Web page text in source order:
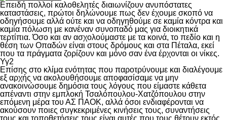
Επειδή πολλοί καλοθελητές διαιωνίζουν ανυπόστατες
καταστάσεις, πρώτοι δηλώνουμε πως δεν έχουμε σκοπό να
οδηγήσουμε αλλά ούτε και να οδηγηθούμε σε καμία κόντρα και
καμία πόλωση με κανέναν συνοπαδό μας για διοικητικά
τερτίπια. Όσο και αν ασχολούμαστε με τα κοινά, το πεδίο και η
θέση των Οπαδών είναι στους δρόμους και στα Πέταλα, εκεί
που τα πράγματα ζορίζουν και μόνο σαν ένα έρχονται οι νίκες.
Υγ2
Επίσης στο κλίμα ενότητας που παροτρύνουμε και διαλέγουμε
εξ αρχής να ακολουθήσουμε αποφασίσαμε να μην
ανακοινώσουμε δημόσια τους λόγους που είμαστε κάθετα
απέναντι στην εμπλοκή Τσαλόπουλου-Χατζόπουλου στην
επόμενη μέρα του ΑΣ ΠΑΟΚ, αλλά όσοι ενδιαφέρονται να
ακούσουν ποιες συγκεκριμένες κινήσεις τους, συναντήσεις
τους και τοποθετήσεις τους είναι αυτές που τους θέτουν εκτός